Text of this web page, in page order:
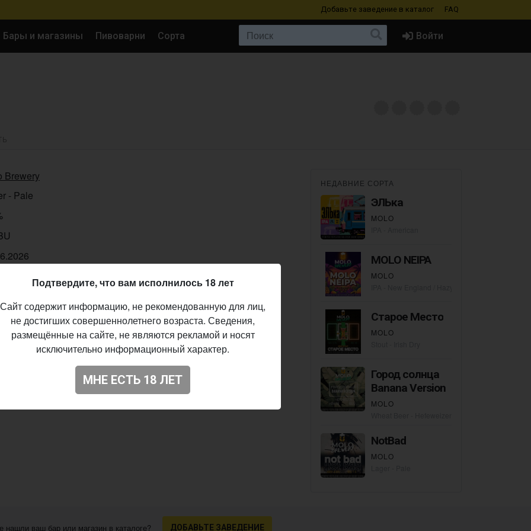
Добавьте заведение в каталог FAQ
Бары и магазины Пивоварни Сорта Войти
Brewery
- Pale
НЕДАВНИЕ СОРТА
ЭЛЬка
MOLO
MOLO NEIPA
MOLO
Старое Место
MOLO
Город солнца
Banana Version
MOLO
NotBad
MOLO
нашли ваш бар или магазин в каталоге? ДОБАВЬТЕ ЗАВЕДЕНИЕ
Подтвердите, что вам исполнилось 18 лет
Сайт содержит информацию, не рекомендованную для лиц,
не достигших совершеннолетнего возраста. Сведения,
размещённые на сайте, не являются рекламой и носят
исключительно информационный характер.
МНЕ ЕСТЬ 18 ЛЕТ